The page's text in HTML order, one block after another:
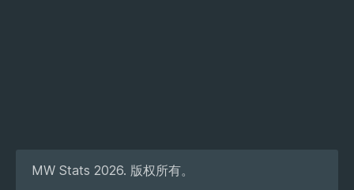
MW Stats 2026. 版权所有。